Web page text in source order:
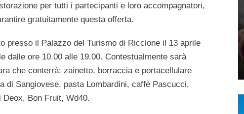
per tutti i partecipanti e loro accompagnatori,
gratuitamente questa offerta.
presso il Palazzo del Turismo di Riccione il 13 aprile
dalle ore 10.00 alle 19.00. Contestualmente sarà
che conterrà: zainetto, borraccia e portacellulare
di Sangiovese, pasta Lombardini, caffè Pascucci,
Bon Fruit, Wd40.